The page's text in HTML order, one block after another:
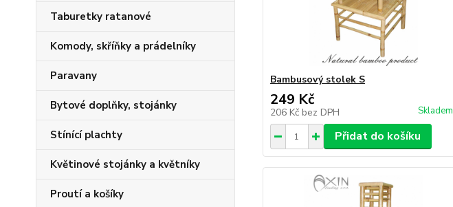
Taburetky ratanové
Komody, skříňky a prádelníky
Paravany
Bytové doplňky, stojánky
Stínící plachty
Květinové stojánky a květníky
Proutí a košíky
Bambusový stolek S
249 Kč
206 Kč bez DPH Skladem
Přidat do košíku